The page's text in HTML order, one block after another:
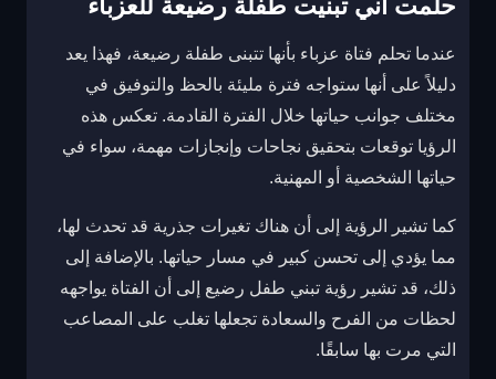
حلمت اني تبنيت طفلة رضيعة للعزباء
عندما تحلم فتاة عزباء بأنها تتبنى طفلة رضيعة، فهذا يعد
دليلاً على أنها ستواجه فترة مليئة بالحظ والتوفيق في
مختلف جوانب حياتها خلال الفترة القادمة. تعكس هذه
الرؤيا توقعات بتحقيق نجاحات وإنجازات مهمة، سواء في
حياتها الشخصية أو المهنية.
كما تشير الرؤية إلى أن هناك تغيرات جذرية قد تحدث لها،
مما يؤدي إلى تحسن كبير في مسار حياتها. بالإضافة إلى
ذلك، قد تشير رؤية تبني طفل رضيع إلى أن الفتاة يواجهه
لحظات من الفرح والسعادة تجعلها تغلب على المصاعب
التي مرت بها سابقًا.